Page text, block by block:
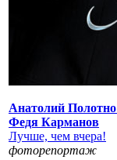
Анатолий Полотно
Федя Карманов
Лучше, чем вчера!
фоторепортаж